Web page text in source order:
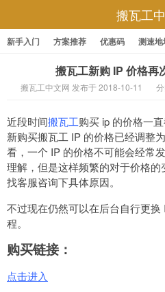
搬瓦工
新手入门 方案推荐 优惠码 测速地
搬瓦工新购 IP 价格再
搬瓦工中文网 发布于 2018-10-11 分
近段时间搬瓦工购买 ip 的价格一
新购买搬瓦工 IP 的价格已经调整
看，一个 IP 的价格不可能会经常
理解，但是这样频繁的对于价格
找客服咨询下具体原因。
不过现在仍然可以在后台自行更
程。
购买链接：
点击进入